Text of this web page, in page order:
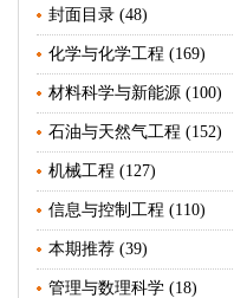
封面目录 (48)
化学与化学工程 (169)
材料科学与新能源 (100)
石油与天然气工程 (152)
机械工程 (127)
信息与控制工程 (110)
本期推荐 (39)
管理与数理科学 (18)